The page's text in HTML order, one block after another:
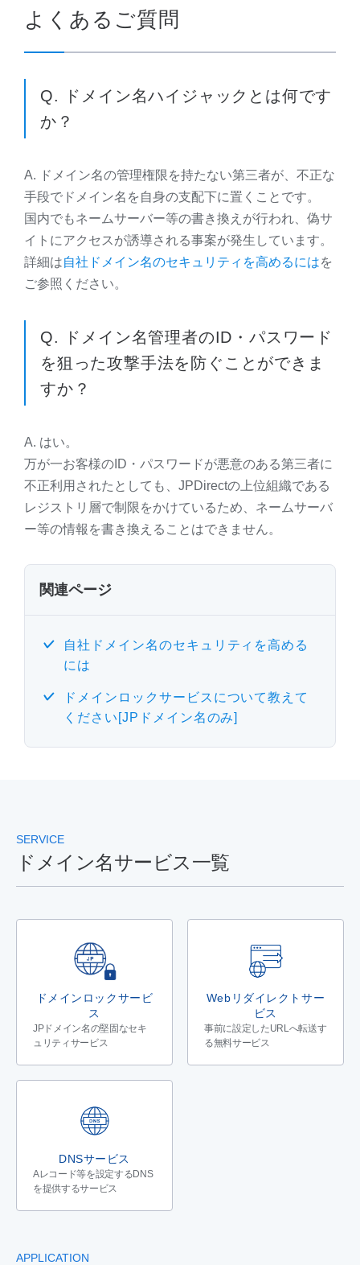
よくあるご質問
Q. ドメイン名ハイジャックとは何です
か？
A. ドメイン名の管理権限を持たない第三者が、不正な
手段でドメイン名を自身の支配下に置くことです。
国内でもネームサーバー等の書き換えが行われ、偽サ
イトにアクセスが誘導される事案が発生しています。
詳細は自社ドメイン名のセキュリティを高めるにはを
ご参照ください。
Q. ドメイン名管理者のID・パスワード
を狙った攻撃手法を防ぐことができま
すか？
A. はい。
万が一お客様のID・パスワードが悪意のある第三者に
不正利用されたとしても、JPDirectの上位組織である
レジストリ層で制限をかけているため、ネームサーバ
ー等の情報を書き換えることはできません。
関連ページ
自社ドメイン名のセキュリティを高める
には
ドメインロックサービスについて教えて
ください[JPドメイン名のみ]
SERVICE
ドメイン名サービス一覧
ドメインロックサービ
ス
JPドメイン名の堅固なセキ
ュリティサービス
Webリダイレクトサー
ビス
事前に設定したURLへ転送す
る無料サービス
DNSサービス
Aレコード等を設定するDNS
を提供するサービス
APPLICATION